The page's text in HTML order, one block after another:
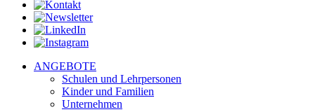
ANGEBOTE
Schulen und Lehrpersonen
Kinder und Familien
Unternehmen